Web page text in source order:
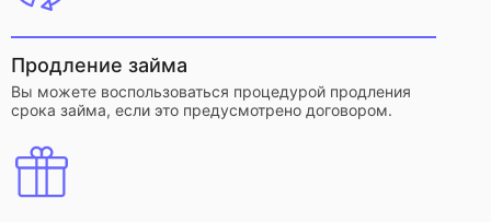
Продление займа
Вы можете воспользоваться процедурой продления
срока займа, если это предусмотрено договором.